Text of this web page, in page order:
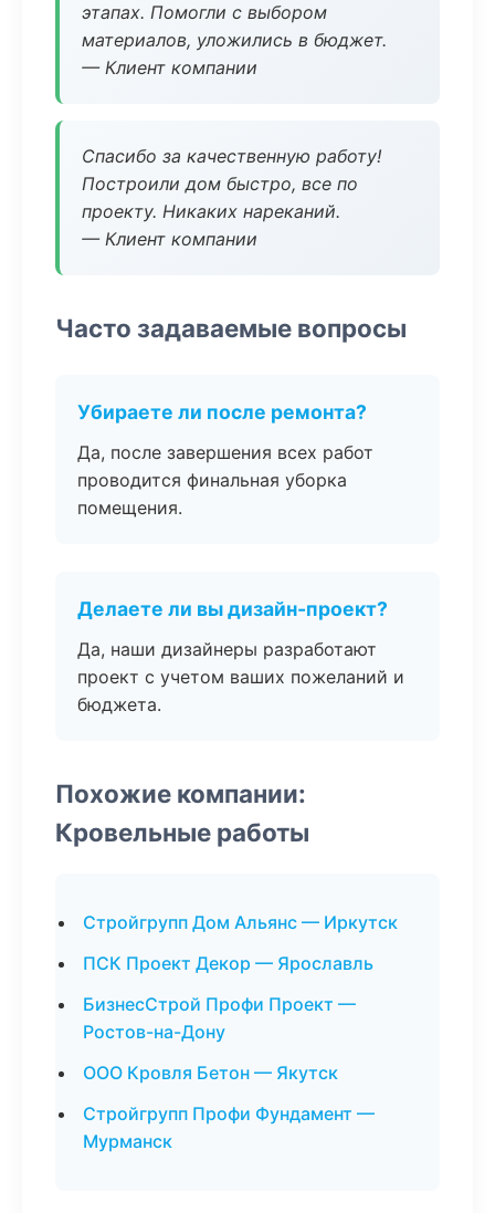
этапах. Помогли с выбором
материалов, уложились в бюджет.
— Клиент компании
Спасибо за качественную работу!
Построили дом быстро, все по
проекту. Никаких нареканий.
— Клиент компании
Часто задаваемые вопросы
Убираете ли после ремонта?
Да, после завершения всех работ
проводится финальная уборка
помещения.
Делаете ли вы дизайн-проект?
Да, наши дизайнеры разработают
проект с учетом ваших пожеланий и
бюджета.
Похожие компании:
Кровельные работы
Стройгрупп Дом Альянс — Иркутск
ПСК Проект Декор — Ярославль
БизнесСтрой Профи Проект —
Ростов-на-Дону
ООО Кровля Бетон — Якутск
Стройгрупп Профи Фундамент —
Мурманск